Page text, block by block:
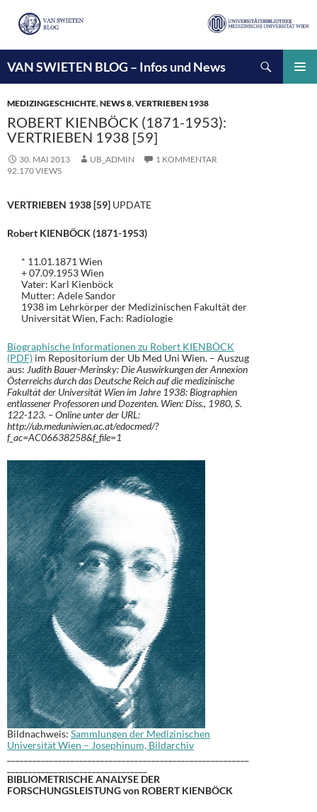
VAN SWIETEN BLOG – Infos und News
INHALT
SPRINGEN
MEDIZINGESCHICHTE,NEWS 8,VERTRIEBEN 1938
ROBERT KIENBÖCK (1871-1953):
VERTRIEBEN 1938 [59]
30. MAI 2013 UB_ADMIN
1 KOMMENTAR
92.170 VIEWS
VERTRIEBEN 1938 [59] UPDATE
Robert KIENBÖCK (1871-1953)
* 11.01.1871 Wien
+ 07.09.1953 Wien
Vater: Karl Kienböck
Mutter: Adele Sandor
1938 im Lehrkörper der Medizinischen Fakultät der
Universität Wien, Fach: Radiologie
Biographische Informationen zu Robert KIENBÖCK
(PDF) im Repositorium der Ub Med Uni Wien. – Auszug
aus: Judith Bauer-Merinsky: Die Auswirkungen der Annexion
Österreichs durch das Deutsche Reich auf die medizinische
Fakultät der Universität Wien im Jahre 1938: Biographien
entlassener Professoren und Dozenten. Wien: Diss., 1980, S.
122-123. – Online unter der URL:
http://ub.meduniwien.ac.at/edocmed/?
f_ac=AC06638258&f_file=1
Bildnachweis: Sammlungen der Medizinischen
Universität Wien – Josephinum, Bildarchiv
BIBLIOMETRISCHE ANALYSE DER
FORSCHUNGSLEISTUNG von ROBERT KIENBÖCK